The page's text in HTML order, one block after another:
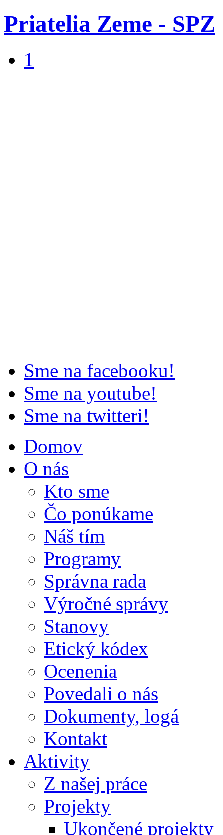
Priatelia Zeme - SPZ
1
Sme na facebooku!
Sme na youtube!
Sme na twitteri!
Domov
O nás
Kto sme
Čo ponúkame
Náš tím
Programy
Správna rada
Výročné správy
Stanovy
Etický kódex
Ocenenia
Povedali o nás
Dokumenty, logá
Kontakt
Aktivity
Z našej práce
Projekty
Ukončené projekty